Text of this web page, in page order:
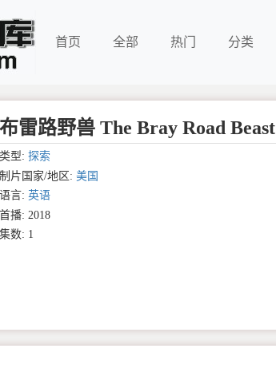
首页 全部 热门 分类
布雷路野兽 The Bray Road Beast
类型: 探索
制片国家/地区: 美国
语言: 英语
首播: 2018
集数: 1